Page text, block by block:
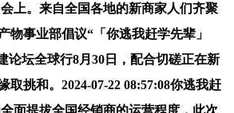
上。来自全国各地的新商家人们齐聚
物事业部倡议“「你逃我赶学先辈」
论坛全球行8月30日，配合切磋正在新
取挑和。2024-07-22 08:57:08你逃我赶
面提拔全国经销商的运营程度，此次